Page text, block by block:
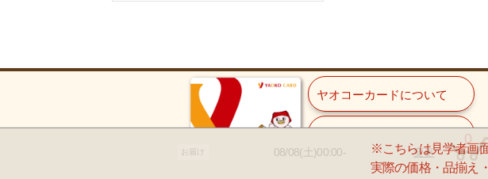
お届け 08/08(土)00:00- 変更
0
※こちらは見学者画面
実際の価格・品揃え
ヤオコーカードについて
Copyright ©